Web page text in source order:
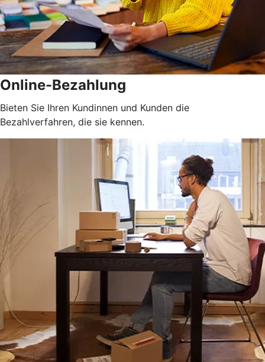
Online-Bezahlung
Bieten Sie Ihren Kundinnen und Kunden die
Bezahlverfahren, die sie kennen.